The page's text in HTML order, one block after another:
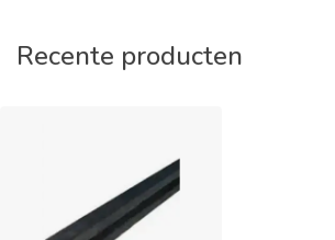
Recente producten